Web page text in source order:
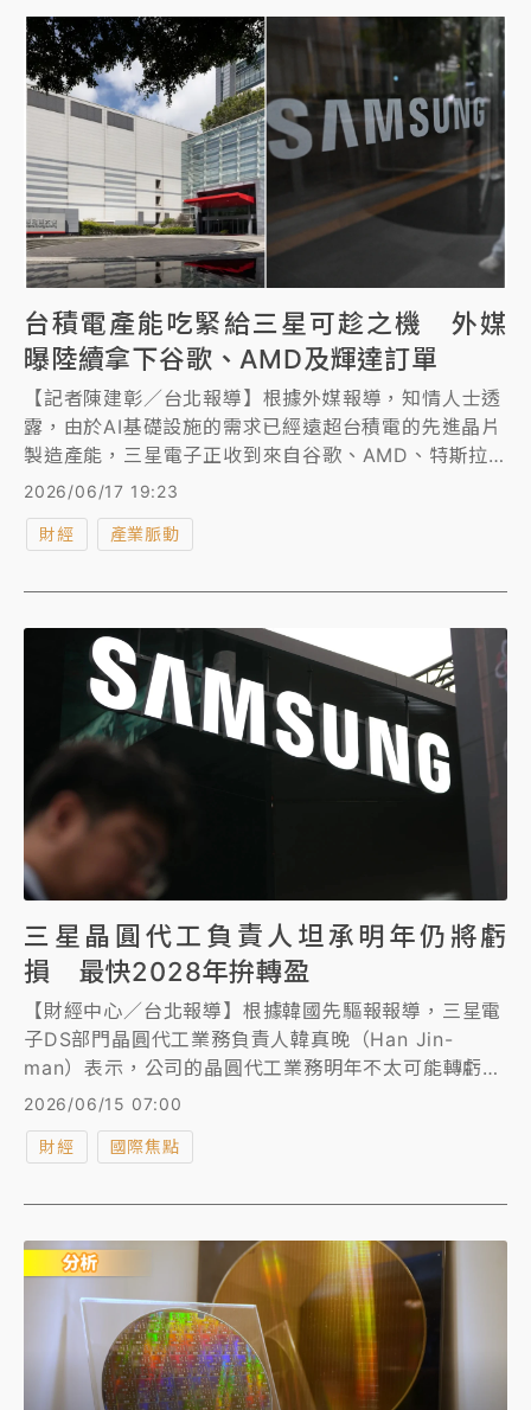
台積電產能吃緊給三星可趁之機 外媒
曝陸續拿下谷歌、AMD及輝達訂單
【記者陳建彰／台北報導】根據外媒報導，知情人士透
露，由於AI基礎設施的需求已經遠超台積電的先進晶片
製造產能，三星電子正收到來自谷歌、AMD、特斯拉
等愈來愈多全球客戶的晶片代工訂單。
2026/06/17 19:23
財經 產業脈動
三星晶圓代工負責人坦承明年仍將虧
損 最快2028年拚轉盈
【財經中心／台北報導】根據韓國先驅報報導，三星電
子DS部門晶圓代工業務負責人韓真晚（Han Jin-
man）表示，公司的晶圓代工業務明年不太可能轉虧為
盈，因此將2028年作為實現業績反轉的目標顯得更加
2026/06/15 07:00
財經 國際焦點